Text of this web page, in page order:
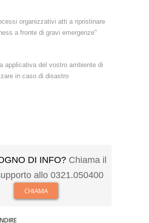
organizzativi atti a ripristinare
a fronte di gravi emergenze"
applicativa del vostro ambiente di
in caso di disastro
DI INFO? Chiama il
allo 0321.050400
CHIAMA